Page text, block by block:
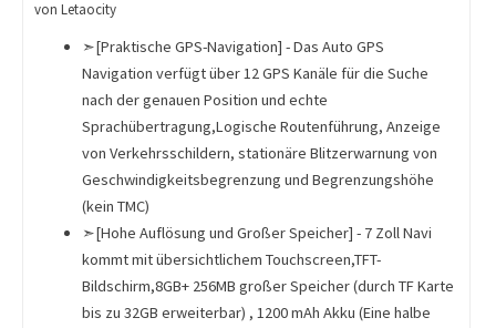
von Letaocity
➣[Praktische GPS-Navigation] - Das Auto GPS
Navigation verfügt über 12 GPS Kanäle für die Suche
nach der genauen Position und echte
Sprachübertragung,Logische Routenführung, Anzeige
von Verkehrsschildern, stationäre Blitzerwarnung von
Geschwindigkeitsbegrenzung und Begrenzungshöhe
(kein TMC)
➣[Hohe Auflösung und Großer Speicher] - 7 Zoll Navi
kommt mit übersichtlichem Touchscreen,TFT-
Bildschirm,8GB+ 256MB großer Speicher (durch TF Karte
bis zu 32GB erweiterbar) , 1200 mAh Akku (Eine halbe